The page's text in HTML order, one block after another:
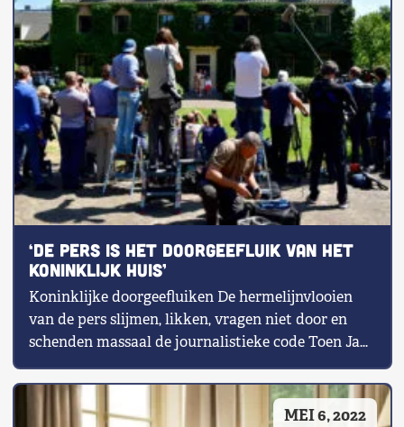
‘De pers is het doorgeefluik van het
Koninklijk Huis’
Koninklijke doorgeefluiken De hermelijnvlooien
van de pers slijmen, likken, vragen niet door en
schenden massaal de journalistieke code Toen Jan
[…]
MEI 6, 2022